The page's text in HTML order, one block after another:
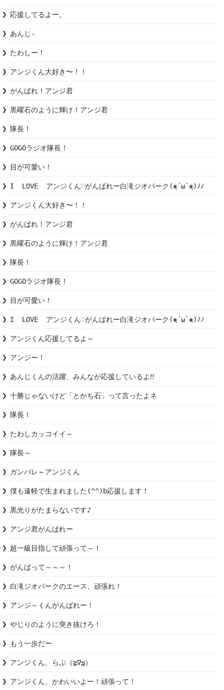
応援してるよー。
あんじ-
たわしー！
アンジくん大好き〜！！
がんばれ！アンジ君
黒曜石のように輝け！アンジ君
隊長！
GOGOラジオ隊長！
目が可愛い！
I  LOVE  アンジくん♡がんばれー白滝ジオパーク(❀ฺ´ω`❀ฺ)ﾉﾉ
アンジくん大好き〜！！
がんばれ！アンジ君
黒曜石のように輝け！アンジ君
隊長！
GOGOラジオ隊長！
目が可愛い！
I  LOVE  アンジくん♡がんばれー白滝ジオパーク(❀ฺ´ω`❀ฺ)ﾉﾉ
アンジくん応援してるよ～
アンジー！
あんじくんの活躍、みんなが応援しているよ‼︎
十勝じゃないけど「とかち石」って言ったよネ
隊長！
たわしカッコイイ～
隊長～
ガンバレ～アンジくん
僕も遠軽で生まれました(^^)b応援します！
黒光りがたまらないです♪
アンジ君がんばれー
超一級目指して頑張って～！
がんばって～～～！
白滝ジオパークのエース、頑張れ！
アンジ～くんがんばれー！
やじりのように突き抜けろ！
もう一歩だー
アンジくん、らぶ（≧∇≦）
アンジくん、かわいいよー！頑張って！